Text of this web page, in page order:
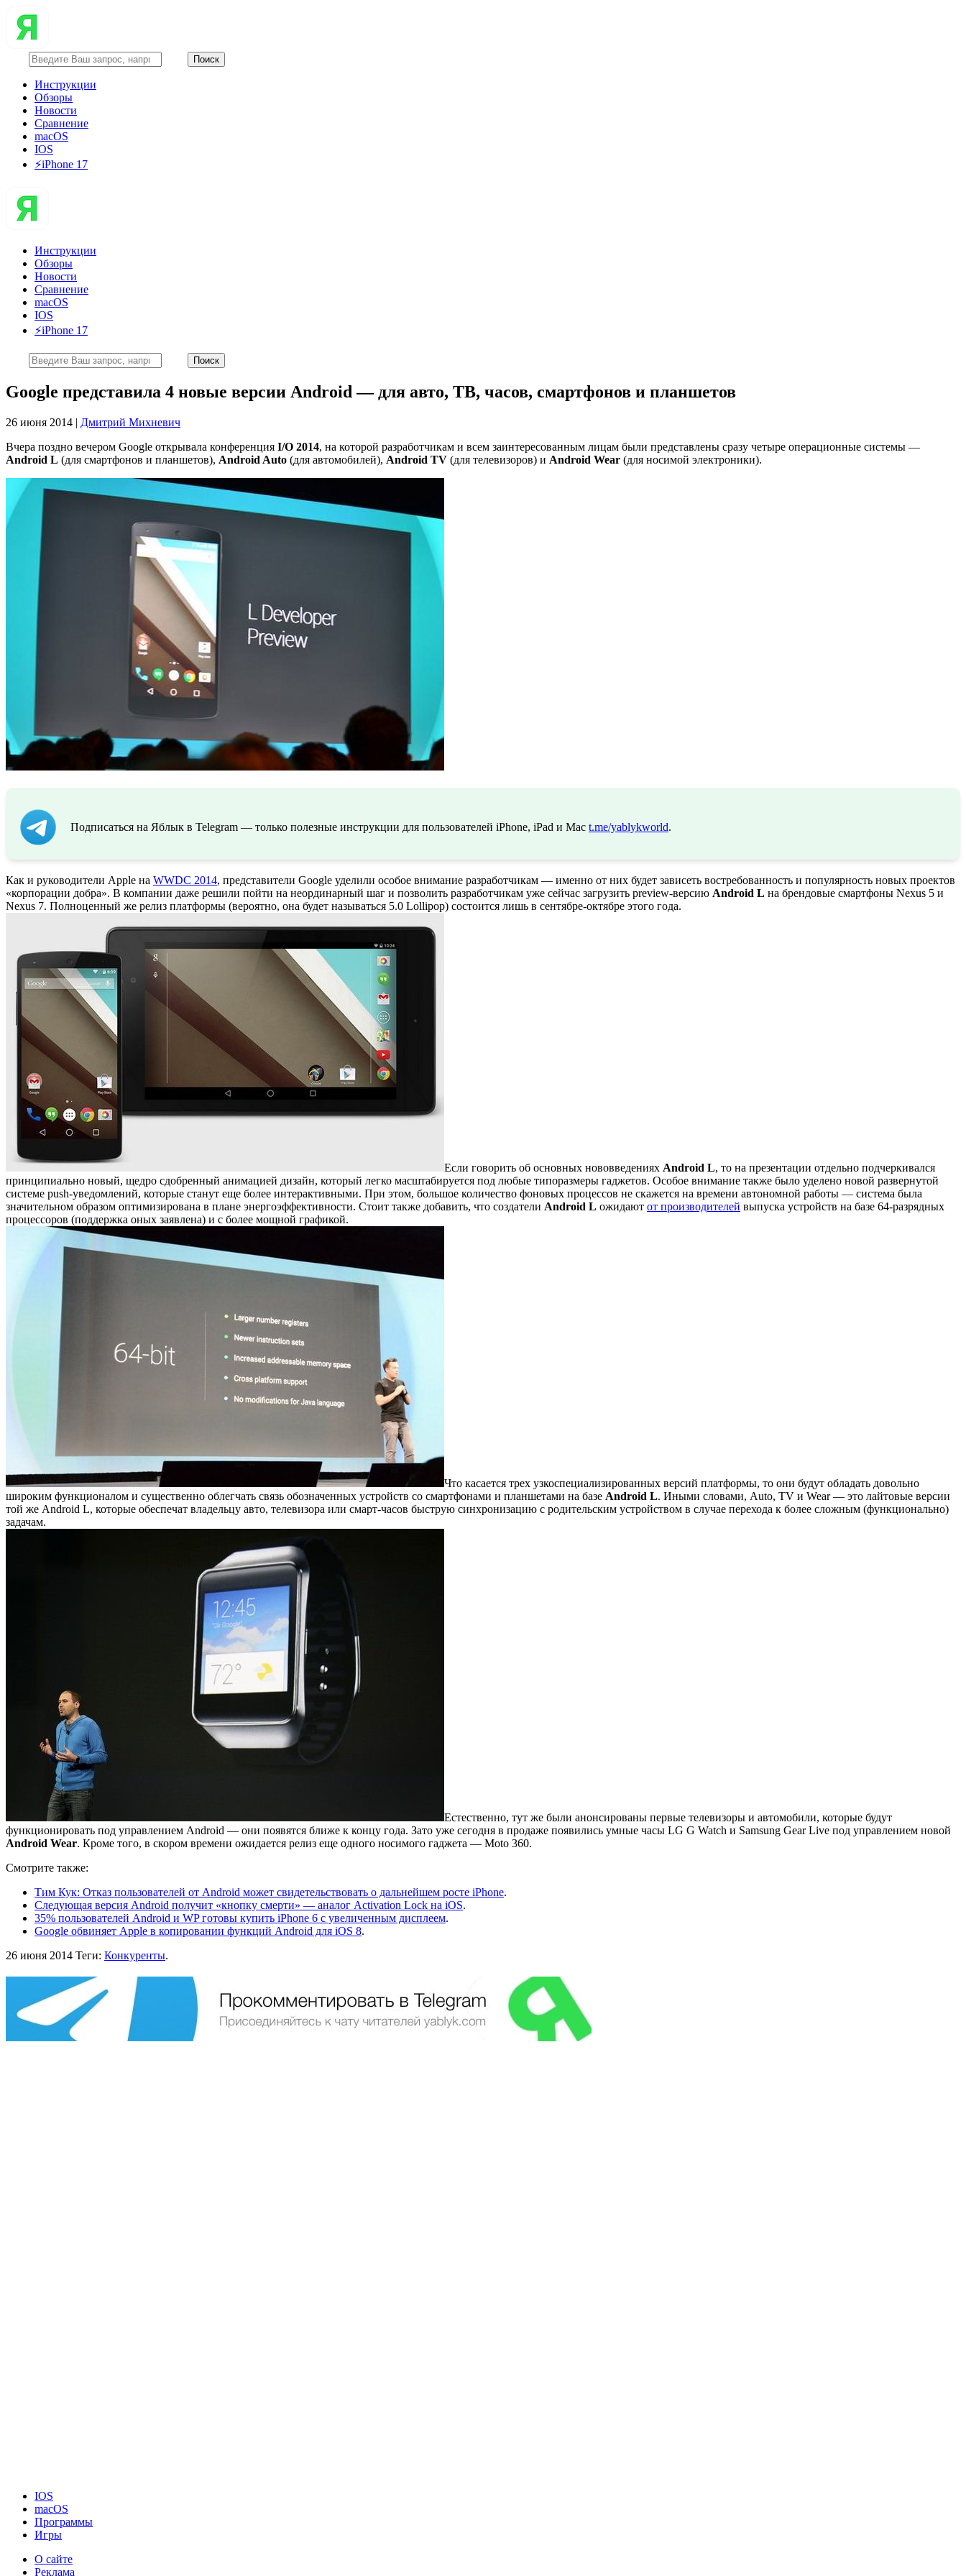
Инструкции
Обзоры
Новости
Сравнение
macOS
IOS
⚡️iPhone 17
Инструкции
Обзоры
Новости
Сравнение
macOS
IOS
⚡️iPhone 17
Google представила 4 новые версии Android — для авто, ТВ, часов, смартфонов и планшетов
26 июня 2014 | Дмитрий Михневич
Вчера поздно вечером Google открывала конференция I/O 2014, на которой разработчикам и всем заинтересованным лицам были представлены сразу четыре операционные системы —
Android L (для смартфонов и планшетов), Android Auto (для автомобилей), Android TV (для телевизоров) и Android Wear (для носимой электроники).
Подписаться на Яблык в Telegram — только полезные инструкции для пользователей iPhone, iPad и Mac t.me/yablykworld.
Как и руководители Apple на WWDC 2014, представители Google уделили особое внимание разработчикам — именно от них будет зависеть востребованность и популярность новых проектов
«корпорации добра». В компании даже решили пойти на неординарный шаг и позволить разработчикам уже сейчас загрузить preview-версию Android L на брендовые смартфоны Nexus 5 и
Nexus 7. Полноценный же релиз платформы (вероятно, она будет называться 5.0 Lollipop) состоится лишь в сентябре-октябре этого года.
Если говорить об основных нововведениях Android L, то на презентации отдельно подчеркивался
принципиально новый, щедро сдобренный анимацией дизайн, который легко масштабируется под любые типоразмеры гаджетов. Особое внимание также было уделено новой развернутой
системе push-уведомлений, которые станут еще более интерактивными. При этом, большое количество фоновых процессов не скажется на времени автономной работы — система была
значительном образом оптимизирована в плане энергоэффективности. Стоит также добавить, что создатели Android L ожидают от производителей выпуска устройств на базе 64-разрядных
процессоров (поддержка оных заявлена) и с более мощной графикой.
Что касается трех узкоспециализированных версий платформы, то они будут обладать довольно
широким функционалом и существенно облегчать связь обозначенных устройств со смартфонами и планшетами на базе Android L. Иными словами, Auto, TV и Wear — это лайтовые версии
той же Android L, которые обеспечат владельцу авто, телевизора или смарт-часов быструю синхронизацию с родительским устройством в случае перехода к более сложным (функционально)
задачам.
Естественно, тут же были анонсированы первые телевизоры и автомобили, которые будут
функционировать под управлением Android — они появятся ближе к концу года. Зато уже сегодня в продаже появились умные часы LG G Watch и Samsung Gear Live под управлением новой
Android Wear. Кроме того, в скором времени ожидается релиз еще одного носимого гаджета — Moto 360.
Смотрите также:
Тим Кук: Отказ пользователей от Android может свидетельствовать о дальнейшем росте iPhone.
Следующая версия Android получит «кнопку смерти» — аналог Activation Lock на iOS.
35% пользователей Android и WP готовы купить iPhone 6 с увеличенным дисплеем.
Google обвиняет Apple в копировании функций Android для iOS 8.
26 июня 2014 Теги: Конкуренты.
IOS
macOS
Программы
Игры
О сайте
Реклама